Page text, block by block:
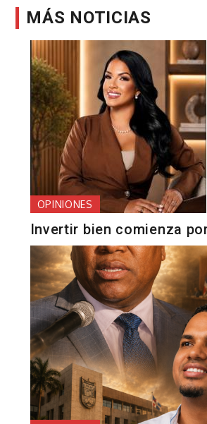
MÁS NOTICIAS
OPINIONES
Invertir bien comienza